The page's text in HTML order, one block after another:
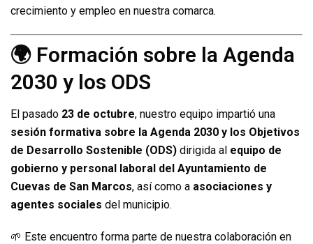
crecimiento y empleo en nuestra comarca.
🌍 Formación sobre la Agenda
2030 y los ODS
El pasado 23 de octubre, nuestro equipo impartió una
sesión formativa sobre la Agenda 2030 y los Objetivos
de Desarrollo Sostenible (ODS) dirigida al equipo de
gobierno y personal laboral del Ayuntamiento de
Cuevas de San Marcos, así como a asociaciones y
agentes sociales del municipio.
🌱 Este encuentro forma parte de nuestra colaboración en